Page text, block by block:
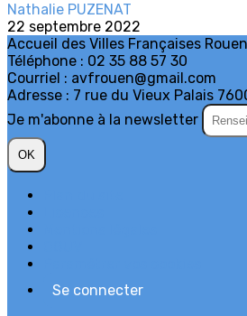
Nathalie PUZENAT
22 septembre 2022
Accueil des Villes Françaises Rouen
Téléphone : 02 35 88 57 30
Courriel : avfrouen@gmail.com
Adresse : 7 rue du Vieux Palais
Je m'abonne à la newsletter
OK
Se connecter